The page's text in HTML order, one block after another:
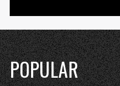
POPULAR